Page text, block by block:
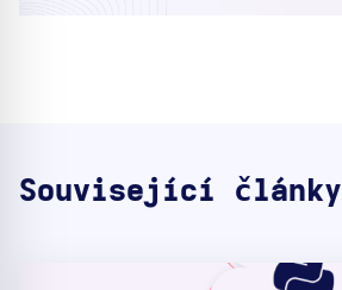
Související články